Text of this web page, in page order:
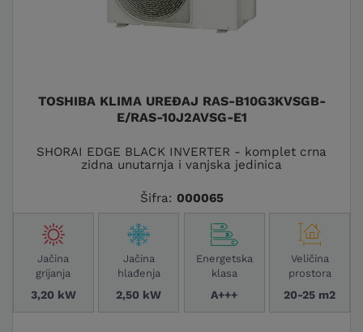
TOSHIBA KLIMA UREĐAJ RAS-B10G3KVSGB-
E/RAS-10J2AVSG-E1
SHORAI EDGE BLACK INVERTER - komplet crna
zidna unutarnja i vanjska jedinica
Šifra: 000065
Jačina
grijanja
3,20 kW
Jačina
hlađenja
2,50 kW
Energetska
klasa
A+++
Veličina
prostora
20-25 m2